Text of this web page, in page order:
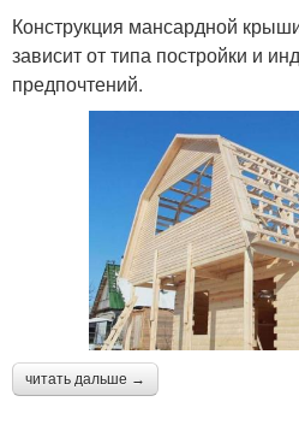
Конструкция мансардной
зависит от типа постройки и
предпочтений.
читать дальше →